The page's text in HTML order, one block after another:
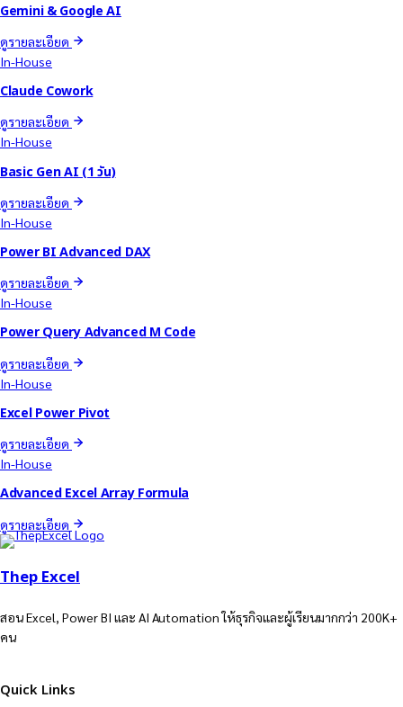
Gemini & Google AI
ดูรายละเอียด
In-House
Claude Cowork
ดูรายละเอียด
In-House
Basic Gen AI (1 วัน)
ดูรายละเอียด
In-House
Power BI Advanced DAX
ดูรายละเอียด
In-House
Power Query Advanced M Code
ดูรายละเอียด
In-House
Excel Power Pivot
ดูรายละเอียด
In-House
Advanced Excel Array Formula
ดูรายละเอียด
Thep Excel
สอน Excel, Power BI และ AI Automation ให้ธุรกิจและผู้เรียนมากกว่า 200K+
คน
Quick Links